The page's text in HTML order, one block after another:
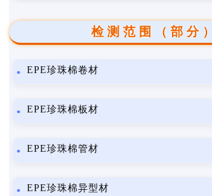
检测范围（部分）
EPE珍珠棉卷材
EPE珍珠棉板材
EPE珍珠棉管材
EPE珍珠棉异型材